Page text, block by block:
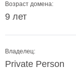
Возраст домена:
9 лет
Владелец:
Private Person